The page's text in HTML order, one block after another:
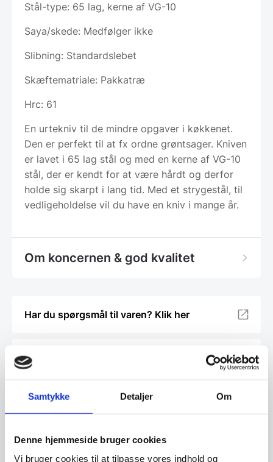
Samtykke Detaljer Om
Denne hjemmeside bruger cookies
Vi bruger cookies til at tilpasse vores indhold og
Stål-type: 65 lag, kerne af VG-10
Saya/skede: Medfølger ikke
Slibning: Standardslebet
Skæftematriale: Pakkatræ
Hrc: 61
En urtekniv til de mindre opgaver i køkkenet.
Den er perfekt til at fx ordne grøntsager. Kniven
er lavet i 65 lag stål og med en kerne af VG-10
stål, der er kendt for at være hårdt og derfor
holde sig skarpt i lang tid. Med et strygestål, til
vedligeholdelse vil du have en kniv i mange år.
Om koncernen & god kvalitet
Har du spørgsmål til varen? Klik her
Vi prismatcher - Klik her
Relaterede varer
SPAR 55%